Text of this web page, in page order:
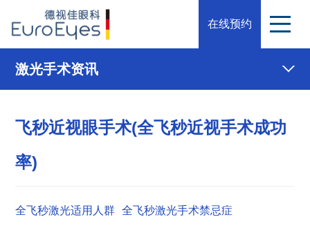
在线预约
激光手术资讯
飞秒近视眼手术(全飞秒近视手术成功
率)
全飞秒激光适用人群 全飞秒激光手术禁忌症